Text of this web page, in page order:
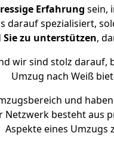
Erfahrung sein,
spezialisiert,
Sie zu unterstützen,
wir sind stolz darauf,
Umzug nach Weiß
und
Netzwerk besteht aus
Aspekte eines Umzugs